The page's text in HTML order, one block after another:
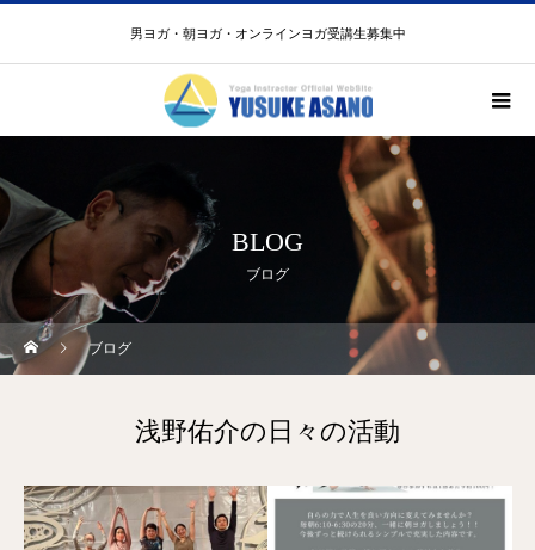
男ヨガ・朝ヨガ・オンラインヨガ受講生募集中
BLOG
ブログ
ブログ
浅野佑介の日々の活動